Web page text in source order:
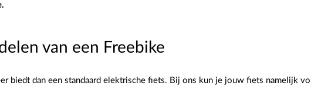
van een Freebike
biedt dan een standaard elektrische fiets. Bij ons kun je jouw fiets namelijk